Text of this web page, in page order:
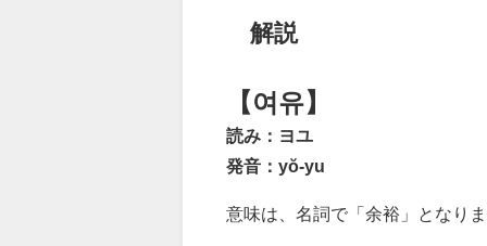
解説
【여유】
読み：ヨユ
発音：yŏ-yu
意味は、名詞で「余裕」となりま